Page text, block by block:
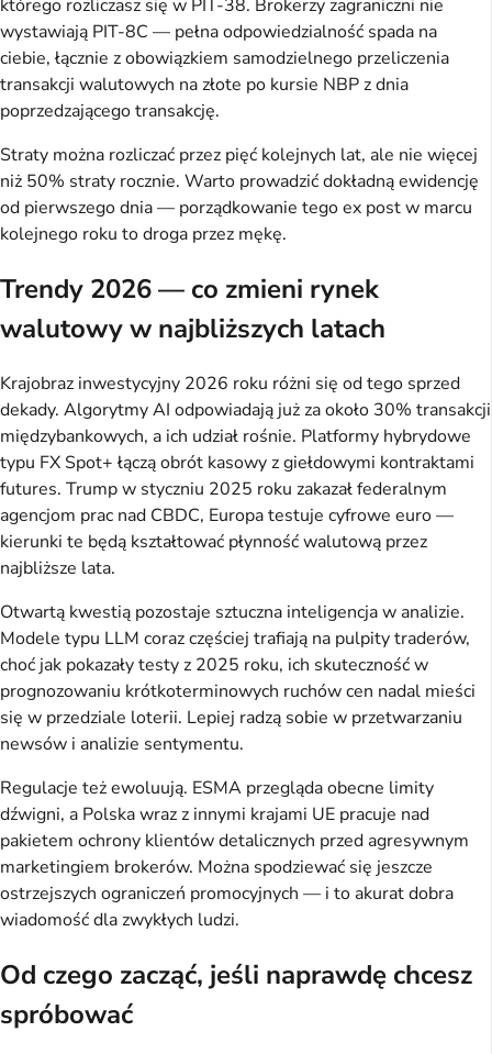
którego rozliczasz się w PIT-38. Brokerzy zagraniczni nie
wystawiają PIT-8C — pełna odpowiedzialność spada na
ciebie, łącznie z obowiązkiem samodzielnego przeliczenia
transakcji walutowych na złote po kursie NBP z dnia
poprzedzającego transakcję.
Straty można rozliczać przez pięć kolejnych lat, ale nie więcej
niż 50% straty rocznie. Warto prowadzić dokładną ewidencję
od pierwszego dnia — porządkowanie tego ex post w marcu
kolejnego roku to droga przez mękę.
Trendy 2026 — co zmieni rynek
walutowy w najbliższych latach
Krajobraz inwestycyjny 2026 roku różni się od tego sprzed
dekady. Algorytmy AI odpowiadają już za około 30% transakcji
międzybankowych, a ich udział rośnie. Platformy hybrydowe
typu FX Spot+ łączą obrót kasowy z giełdowymi kontraktami
futures. Trump w styczniu 2025 roku zakazał federalnym
agencjom prac nad CBDC, Europa testuje cyfrowe euro —
kierunki te będą kształtować płynność walutową przez
najbliższe lata.
Otwartą kwestią pozostaje sztuczna inteligencja w analizie.
Modele typu LLM coraz częściej trafiają na pulpity traderów,
choć jak pokazały testy z 2025 roku, ich skuteczność w
prognozowaniu krótkoterminowych ruchów cen nadal mieści
się w przedziale loterii. Lepiej radzą sobie w przetwarzaniu
newsów i analizie sentymentu.
Regulacje też ewoluują. ESMA przegląda obecne limity
dźwigni, a Polska wraz z innymi krajami UE pracuje nad
pakietem ochrony klientów detalicznych przed agresywnym
marketingiem brokerów. Można spodziewać się jeszcze
ostrzejszych ograniczeń promocyjnych — i to akurat dobra
wiadomość dla zwykłych ludzi.
Od czego zacząć, jeśli naprawdę chcesz
spróbować